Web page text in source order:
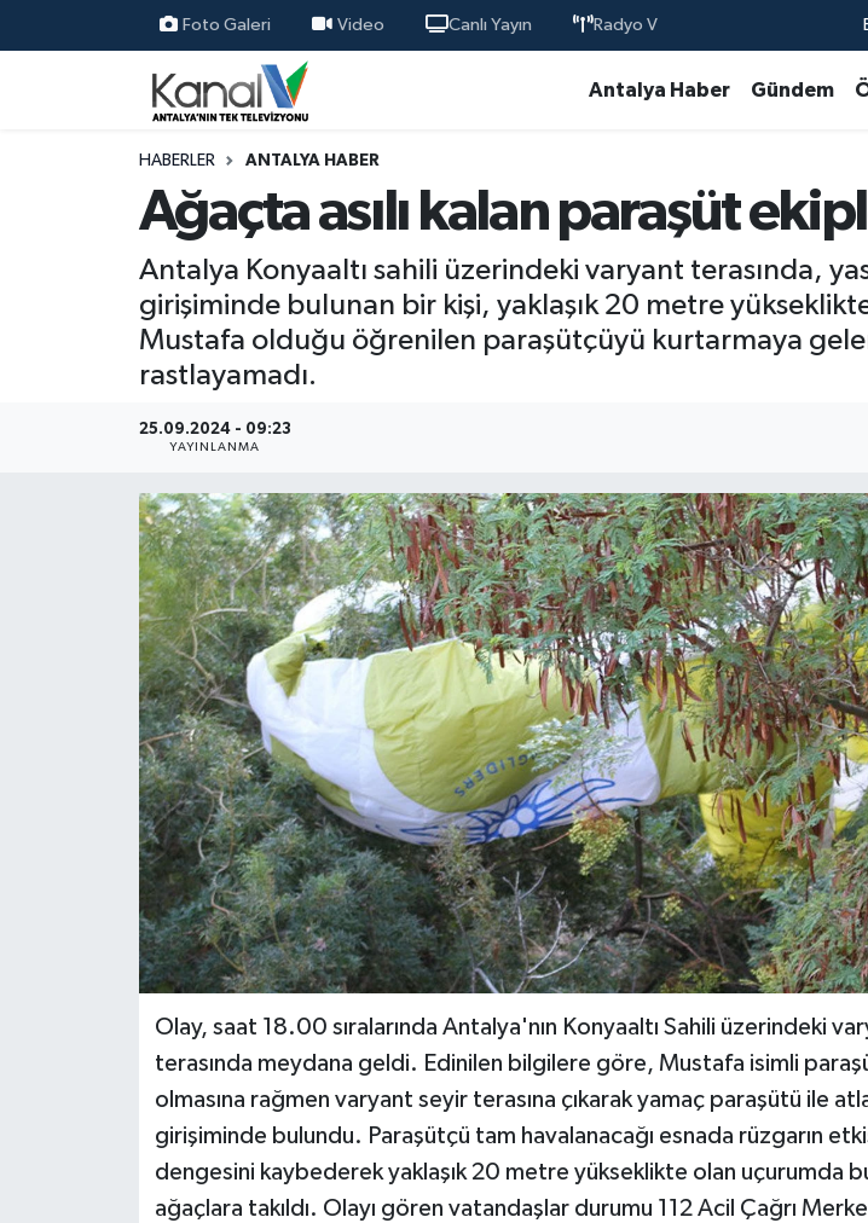
Foto Galeri Video Canlı Yayın Radyo V
Antalya Haber Gündem
HABERLER ANTALYA HABER
Ağaçta asılı kalan paraşüt
Antalya Konyaaltı sahili üzerindeki varyant terasında,
girişiminde bulunan bir kişi, yaklaşık 20 metre
Mustafa olduğu öğrenilen paraşütçüyü kurtarmaya
rastlayamadı.
25.09.2024 - 09:23
YAYINLANMA
Olay, saat 18.00 sıralarında Antalya'nın Konyaaltı Sahili üzerindeki
terasında meydana geldi. Edinilen bilgilere göre, Mustafa isimli
olmasına rağmen varyant seyir terasına çıkarak yamaç paraşütü ile
girişiminde bulundu. Paraşütçü tam havalanacağı esnada rüzgarın
dengesini kaybederek yaklaşık 20 metre yükseklikte olan uçurumda
ağaçlara takıldı. Olayı gören vatandaşlar durumu 112 Acil Çağrı
Ana Haber
Antalya Haber
Ekonomi
Haber Kuşakları
Haberler
KANALV Spor
Kültür Sanat
Magazin
Öğle Bülteni
Siyaset
Sosyal medya
Teknoloji
Televizyon
Nöbetçi Eczaneler
Hava Durumu
Trafik Durumu
Süper Lig Puan Durumu ve Fikstür
Tüm Manşetler